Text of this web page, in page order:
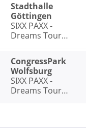
Stadthalle
Göttingen
SIXX PAXX -
Dreams Tour
CongressPark
Wolfsburg
SIXX PAXX -
Dreams Tour